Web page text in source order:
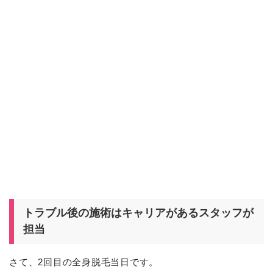
トラブル後の施術はキャリアがあるスタッフが
担当
さて、2回目の全身脱毛当日です。